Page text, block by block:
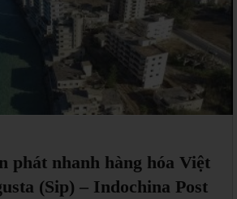
phát nhanh hàng hóa Việt
(Sip) – Indochina Post